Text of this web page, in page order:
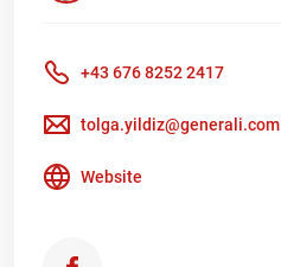
+43 676 8252 2417
tolga.yildiz@generali.com
Website